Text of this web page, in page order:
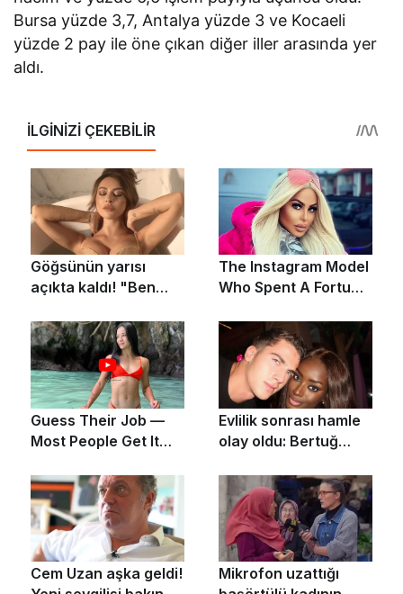
Bursa yüzde 3,7, Antalya yüzde 3 ve Kocaeli
yüzde 2 pay ile öne çıkan diğer iller arasında yer
aldı.